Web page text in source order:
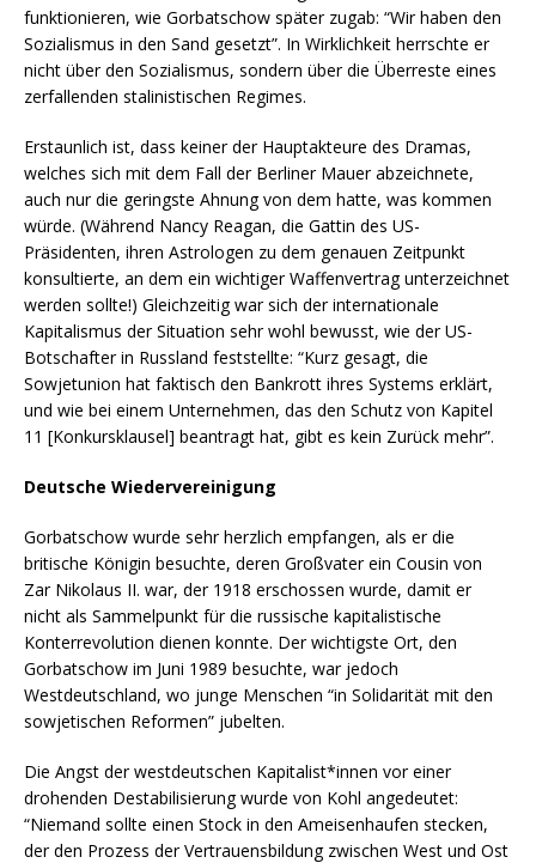
funktionieren, wie Gorbatschow später zugab: “Wir haben den
Sozialismus in den Sand gesetzt”. In Wirklichkeit herrschte er
nicht über den Sozialismus, sondern über die Überreste eines
zerfallenden stalinistischen Regimes.
Erstaunlich ist, dass keiner der Hauptakteure des Dramas,
welches sich mit dem Fall der Berliner Mauer abzeichnete,
auch nur die geringste Ahnung von dem hatte, was kommen
würde. (Während Nancy Reagan, die Gattin des US-
Präsidenten, ihren Astrologen zu dem genauen Zeitpunkt
konsultierte, an dem ein wichtiger Waffenvertrag unterzeichnet
werden sollte!) Gleichzeitig war sich der internationale
Kapitalismus der Situation sehr wohl bewusst, wie der US-
Botschafter in Russland feststellte: “Kurz gesagt, die
Sowjetunion hat faktisch den Bankrott ihres Systems erklärt,
und wie bei einem Unternehmen, das den Schutz von Kapitel
11 [Konkursklausel] beantragt hat, gibt es kein Zurück mehr”.
Deutsche Wiedervereinigung
Gorbatschow wurde sehr herzlich empfangen, als er die
britische Königin besuchte, deren Großvater ein Cousin von
Zar Nikolaus II. war, der 1918 erschossen wurde, damit er
nicht als Sammelpunkt für die russische kapitalistische
Konterrevolution dienen konnte. Der wichtigste Ort, den
Gorbatschow im Juni 1989 besuchte, war jedoch
Westdeutschland, wo junge Menschen “in Solidarität mit den
sowjetischen Reformen” jubelten.
Die Angst der westdeutschen Kapitalist*innen vor einer
drohenden Destabilisierung wurde von Kohl angedeutet:
“Niemand sollte einen Stock in den Ameisenhaufen stecken,
der den Prozess der Vertrauensbildung zwischen West und Ost